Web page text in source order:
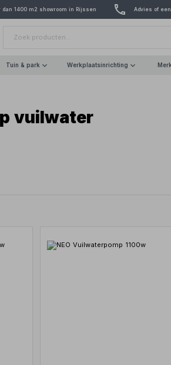
dan 1400 m2 showroom in Rijssen Advies of
Tuin & park Werkplaatsinrichting
vuilwater